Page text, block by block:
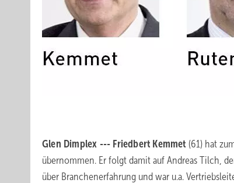
Glen Dimplex --- Friedbert Kemmet (61) hat
übernommen. Er folgt damit auf Andreas Tilch,
über Branchenerfahrung und war u.a.